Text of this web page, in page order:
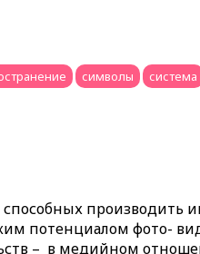
символы система
производить
потенциалом фото-
– в медийном